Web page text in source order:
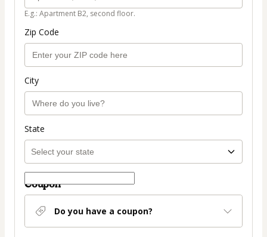
E.g.: Apartment B2, second floor.
Zip Code
City
State
Coupon
Do you have a coupon?